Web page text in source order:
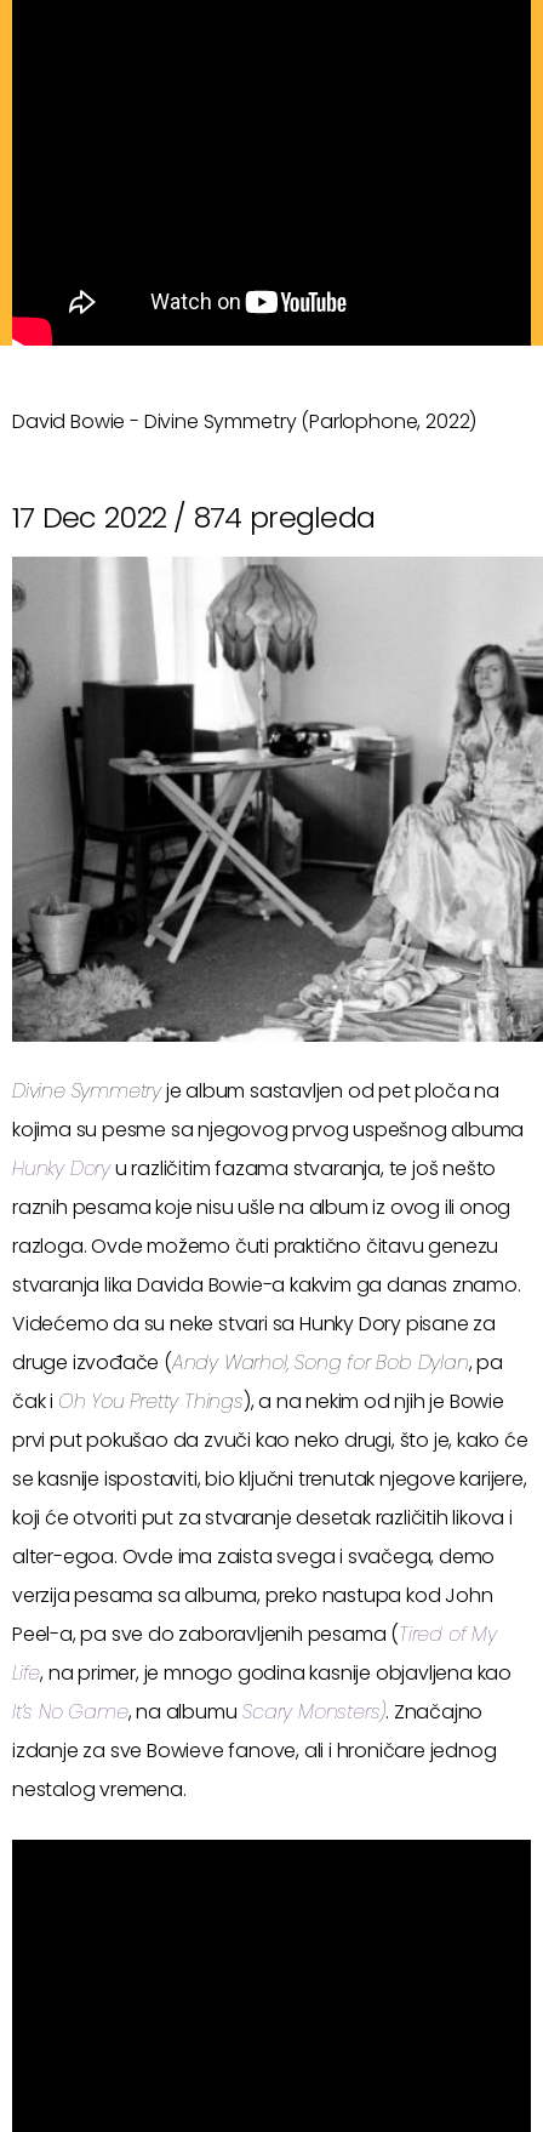
David Bowie - Divine Symmetry (Parlophone, 2022)
17 Dec 2022 / 874 pregleda
Divine Symmetryje album sastavljen od pet ploča na
kojima su pesme sa njegovog prvog uspešnog albuma
Hunky Doryu različitim fazama stvaranja, te još nešto
raznih pesama koje nisu ušle na album iz ovog ili onog
razloga. Ovde možemo čuti praktično čitavu genezu
stvaranja lika Davida Bowie-a kakvim ga danas znamo.
Videćemo da su neke stvari sa Hunky Dory pisane za
druge izvođače (Andy Warhol, Song for Bob Dylan, pa
čak i Oh You Pretty Things), a na nekim od njih je Bowie
prvi put pokušao da zvuči kao neko drugi, što je, kako će
se kasnije ispostaviti, bio ključni trenutak njegove karijere,
koji će otvoriti put za stvaranje desetak različitih likova i
alter-egoa. Ovde ima zaista svega i svačega, demo
verzija pesama sa albuma, preko nastupa kod John
Peel-a, pa sve do zaboravljenih pesama (Tired of My
Life, na primer, je mnogo godina kasnije objavljena kao
It’s No Game, na albumu Scary Monsters). Značajno
izdanje za sve Bowieve fanove, ali i hroničare jednog
nestalog vremena.